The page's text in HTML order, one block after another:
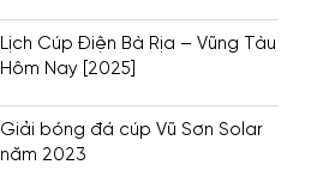
Lịch Cúp Điện Bà Rịa – Vũng Tàu
Hôm Nay [2025]
Giải bóng đá cúp Vũ Sơn Solar
năm 2023